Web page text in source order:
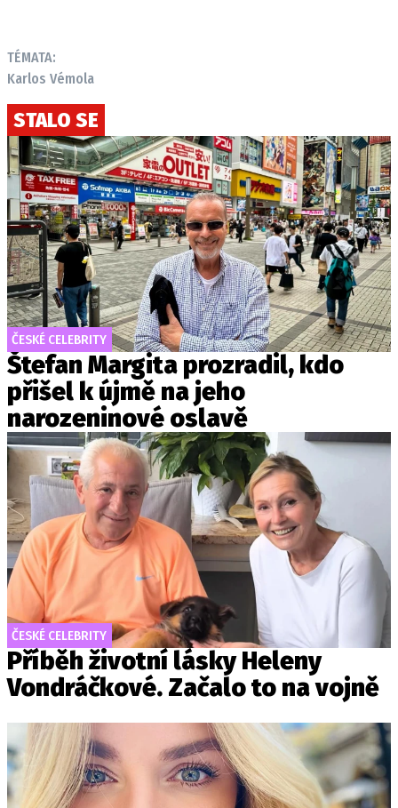
TÉMATA:
Karlos Vémola
STALO SE
ČESKÉ CELEBRITY
Štefan Margita prozradil, kdo
přišel k újmě na jeho
narozeninové oslavě
ČESKÉ CELEBRITY
Příběh životní lásky Heleny
Vondráčkové. Začalo to na vojně